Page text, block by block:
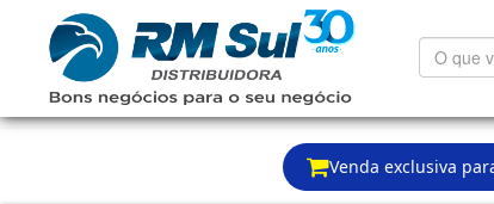
Venda exclusiva
O
que
está